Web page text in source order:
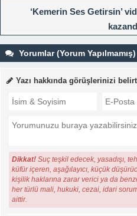
‘Kemerin Ses Getirsin’
Yorumlar (Yorum Yapılmamış)
Yazı hakkında görüşlerinizi
Dikkat! Suç teşkil edecek, yasadışı,
küfür içeren, aşağılayıcı, küçük
kişilik haklarına zarar verici ya da
her türlü mali, hukuki, cezai, idari
aittir.